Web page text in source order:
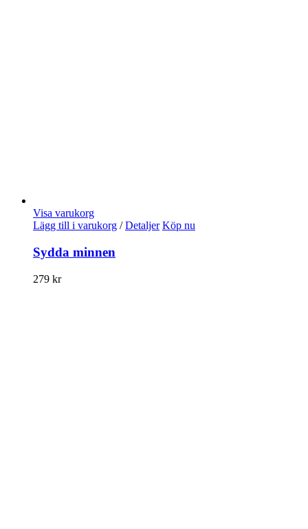
Visa varukorg
Lägg till i varukorg / Detaljer Köp nu
Sydda minnen
279 kr